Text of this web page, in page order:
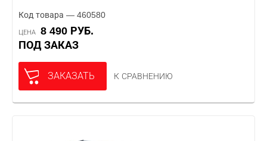
Код товара — 460580
ЦЕНА
8 490 РУБ.
ПОД ЗАКАЗ
ЗАКАЗАТЬ К СРАВНЕНИЮ